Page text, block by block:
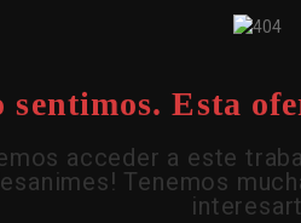
sentimos. Esta
acceder a este
Tenemos